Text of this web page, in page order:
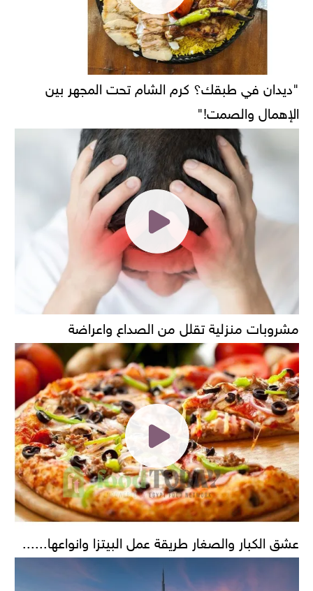
"ديدان في طبقك؟ كرم الشام تحت المجهر بين
الإهمال والصمت!"
مشروبات منزلية تقلل من الصداع واعراضة
عشق الكبار والصغار طريقة عمل البيتزا وانواعها......